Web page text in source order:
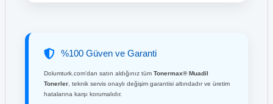
%100 Güven ve Garanti
Dolumturk.com'dan satın aldığınız tüm Tonermax® Muadil
Tonerler, teknik servis onaylı değişim garantisi altındadır ve üretim
hatalarına karşı korumalıdır.